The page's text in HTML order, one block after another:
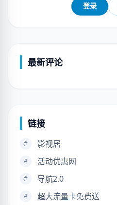
登录
最新评论
链接
# 影视居
# 活动优惠网
# 导航2.0
# 超大流量卡免费送